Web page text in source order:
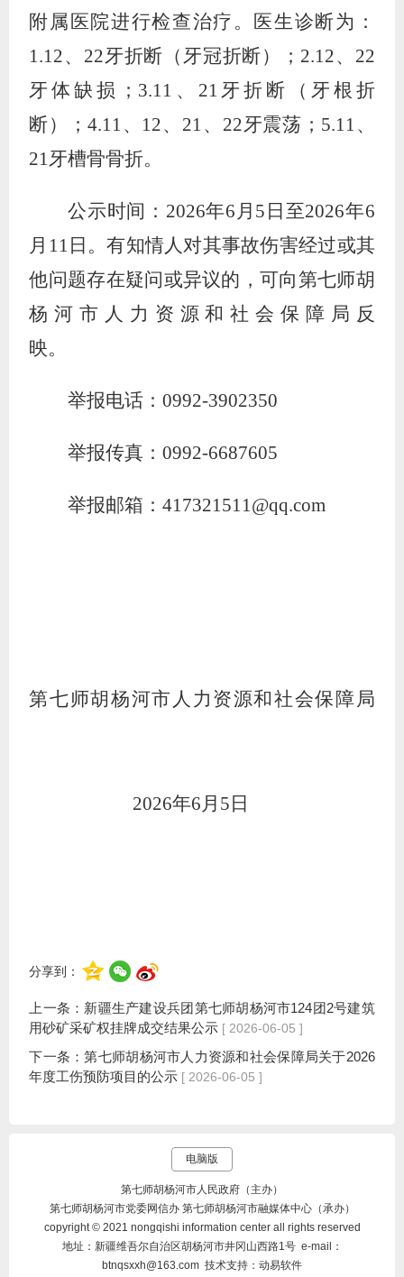
附属医院进行检查治疗。医生诊断为：
1.12、 22牙折断（牙冠折断）； 2.12、 22
牙体缺损； 3.11 、 21 牙折断（牙根折
断）； 4.11、 12、 21、 22牙震荡； 5.11、
21牙槽骨骨折。
公示时间： 2026年6 月 5 日 至2026年6
月 11 日。有知情人对其事故伤害经过或其
他问题存在疑问或异议的，可向第七师胡
杨河市 人力资源和社会保障局反
映。
举报电话：0992-3902350
举报传真：0992-6687605
举报邮箱：417321511@qq.com
第七师胡杨河市 人力资源和社会保障局
2026年6月 5 日
分享到：
上一条： 新疆生产建设兵团第七师胡杨河市124团2号建筑
用砂矿采矿权挂牌成交结果公示 [ 2026-06-05 ]
下一条：第七师胡杨河市人力资源和社会保障局关于2026
年度工伤预防项目的公示 [ 2026-06-05 ]
电脑版
第七师胡杨河市人民政府（主办）
第七师胡杨河市党委网信办 第七师胡杨河市融媒体中心（承办）
copyright © 2021 nongqishi information center all rights reserved
地址：新疆维吾尔自治区胡杨河市井冈山西路1号 e-mail：
btnqsxxh@163.com 技术支持：动易软件